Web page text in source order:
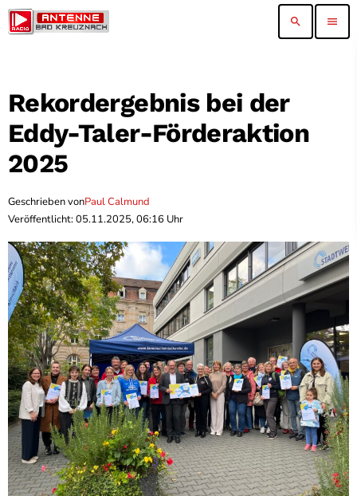
search menu
Rekordergebnis bei der
Eddy-Taler-Förderaktion
2025
Geschrieben vonPaul Calmund
Veröffentlicht: 05.11.2025, 06:16 Uhr